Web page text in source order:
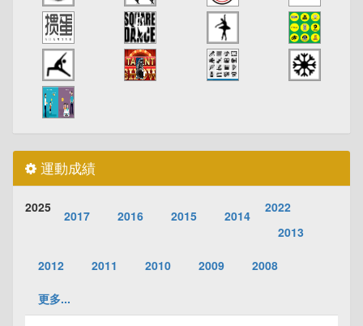
運動成績
2025 2022
2017 2016 2015
2014
2013
2012 2011 2010 2009 2008
更多...